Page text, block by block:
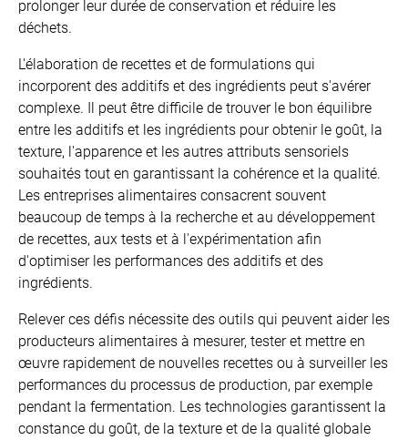
prolonger leur durée de conservation et réduire les
déchets.
L'élaboration de recettes et de formulations qui
incorporent des additifs et des ingrédients peut s'avérer
complexe. Il peut être difficile de trouver le bon équilibre
entre les additifs et les ingrédients pour obtenir le goût, la
texture, l'apparence et les autres attributs sensoriels
souhaités tout en garantissant la cohérence et la qualité.
Les entreprises alimentaires consacrent souvent
beaucoup de temps à la recherche et au développement
de recettes, aux tests et à l'expérimentation afin
d'optimiser les performances des additifs et des
ingrédients.
Relever ces défis nécessite des outils qui peuvent aider les
producteurs alimentaires à mesurer, tester et mettre en
œuvre rapidement de nouvelles recettes ou à surveiller les
performances du processus de production, par exemple
pendant la fermentation. Les technologies garantissent la
constance du goût, de la texture et de la qualité globale